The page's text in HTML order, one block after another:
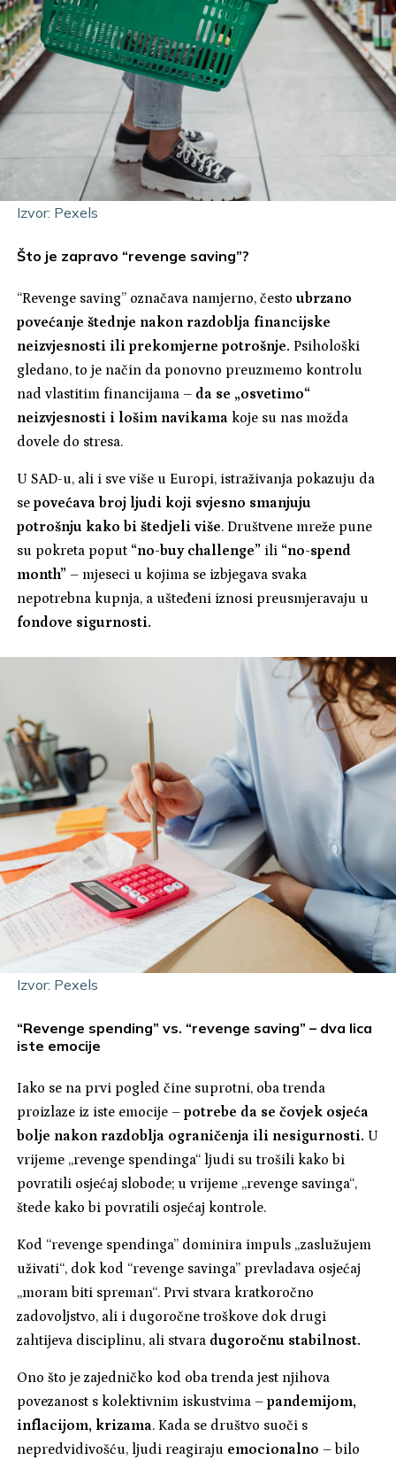
Izvor: Pexels
Što je zapravo “revenge saving”?
“Revenge saving” označava namjerno, čestoubrzano
povećanje štednje nakon razdoblja financijske
neizvjesnosti ili prekomjerne potrošnje. Psihološki
gledano, to je način da ponovno preuzmemo kontrolu
nad vlastitim financijama – da se „osvetimo“
neizvjesnosti i lošim navikama koje su nas možda
dovele do stresa.
U SAD-u, ali i sve više u Europi, istraživanja pokazuju da
sepovećava broj ljudi koji svjesno smanjuju
potrošnju kako bi štedjeli više. Društvene mreže pune
su pokreta poput “no-buy challenge” ili “no-spend
month” – mjeseci u kojima se izbjegava svaka
nepotrebna kupnja, a ušteđeni iznosi preusmjeravaju u
fondove sigurnosti.
Izvor: Pexels
“Revenge spending” vs. “revenge saving” – dva lica
iste emocije
Iako se na prvi pogled čine suprotni, oba trenda
proizlaze iz iste emocije –potrebe da se čovjek osjeća
bolje nakon razdoblja ograničenja ili nesigurnosti. U
vrijeme „revenge spendinga“ ljudi su trošili kako bi
povratili osjećaj slobode; u vrijeme „revenge savinga“,
štede kako bi povratili osjećaj kontrole.
Kod “revenge spendinga” dominira impuls „zaslužujem
uživati“, dok kod “revenge savinga” prevladava osjećaj
„moram biti spreman“. Prvi stvara kratkoročno
zadovoljstvo, ali i dugoročne troškove dok drugi
zahtijeva disciplinu, ali stvara dugoročnu stabilnost.
Ono što je zajedničko kod oba trenda jest njihova
povezanost s kolektivnim iskustvima –pandemijom,
inflacijom, krizama. Kada se društvo suoči s
nepredvidivošću, ljudi reagiraju emocionalno – bilo